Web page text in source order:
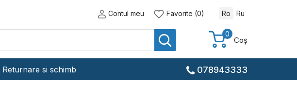
Contul meu Favorite (0) Ro Ru
0
Coș
Returnare si schimb 078943333